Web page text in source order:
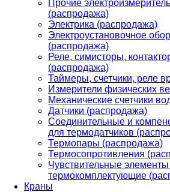
Прочие
(распродажа)
Электрика (распродажа)
Электроустановочное
(распродажа)
Реле, симисторы,
(распродажа)
Таймеры, счетчики, реле
Измерители физических
Механические счетчики
Датчики (распродажа)
Соединительные и
для термодатчиков
Термопары (распродажа)
Термосопротивления
Чувствительные элементы
термокомплектующие
Краны